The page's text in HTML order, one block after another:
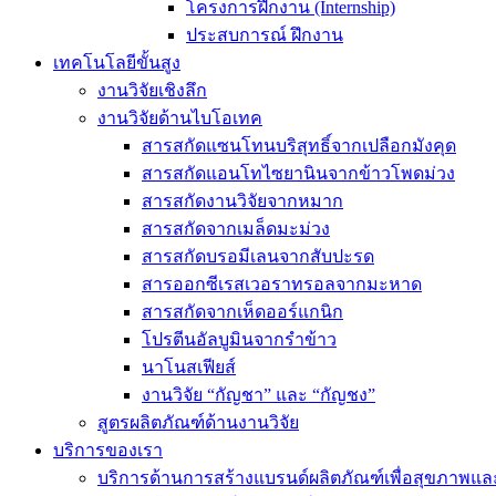
โครงการฝึกงาน (Internship)
ประสบการณ์ ฝึกงาน
เทคโนโลยีขั้นสูง
งานวิจัยเชิงลึก
งานวิจัยด้านไบโอเทค
สารสกัดแซนโทนบริสุทธิ์จากเปลือกมังคุด
สารสกัดแอนโทไซยานินจากข้าวโพดม่วง
สารสกัดงานวิจัยจากหมาก
สารสกัดจากเมล็ดมะม่วง
สารสกัดบรอมีเลนจากสับปะรด
สารออกซีเรสเวอราทรอลจากมะหาด
สารสกัดจากเห็ดออร์แกนิก
โปรตีนอัลบูมินจากรำข้าว
นาโนสเฟียส์
งานวิจัย “กัญชา” และ “กัญชง”
สูตรผลิตภัณฑ์ด้านงานวิจัย
บริการของเรา
บริการด้านการสร้างแบรนด์ผลิตภัณฑ์เพื่อสุขภาพแล